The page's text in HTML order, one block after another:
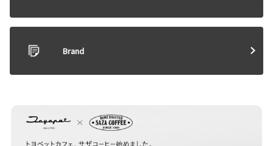
Brand